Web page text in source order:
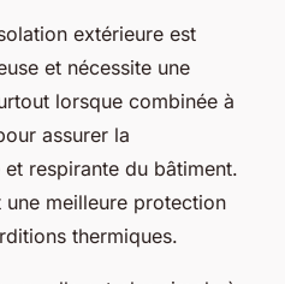
extérieure est
et nécessite une
lorsque combinée à
assurer la
respirante du bâtiment.
meilleure protection
thermiques.